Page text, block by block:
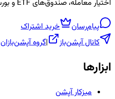
اختیار معامله، صندوق‌های ETF و بورس کالا.
پیام‌رسان
خرید اشتراک
کانال آپشن‌باز
|گروه آپشن‌بازان
ابزارها
میزکار آپشن